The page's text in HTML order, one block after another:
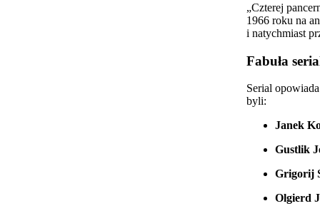
„Czterej
1966 roku na
i natychmiast
Fabuła
Serial
byli:
Janek
Gustlik
Grigorij
Olgierd